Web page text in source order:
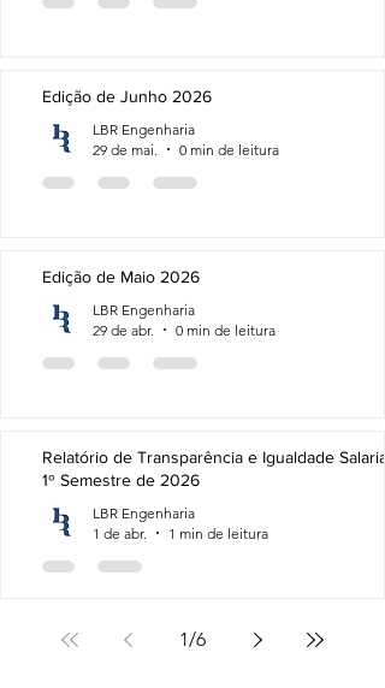
Edição de Junho 2026
LBR Engenharia
29 de mai.
0 min de leitura
Edição de Maio 2026
LBR Engenharia
29 de abr.
0 min de leitura
Relatório de Transparência e Igualdade Salarial
1º Semestre de 2026
LBR Engenharia
1 de abr.
1 min de leitura
1/6